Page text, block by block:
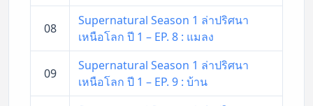
08
Supernatural Season 1 ล่าปริศนา
เหนือโลก ปี 1 – EP. 8 : แมลง
09
Supernatural Season 1 ล่าปริศนา
เหนือโลก ปี 1 – EP. 9 : บ้าน